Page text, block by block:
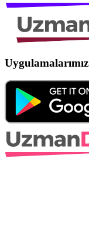
Uygulamalarımız